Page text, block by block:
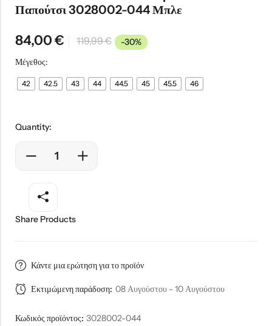
Παπούτσι 3028002-044 Μπλε
84,00€ 119,99€
-30%
Μέγεθος:
42 42.5 43 44 44.5 45 45.5 46
Quantity:
Share Products
Κάντε μια ερώτηση για το προϊόν
Εκτιμώμενη παράδοση: 08 Αυγούστου - 10 Αυγούστου
Κωδικός προϊόντος: 3028002-044